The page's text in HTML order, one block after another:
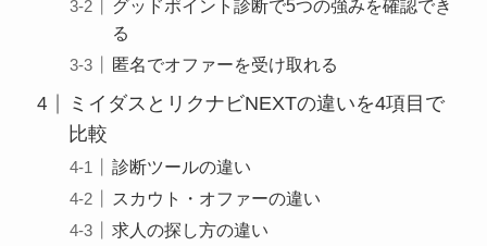
グッドポイント診断で5つの強みを確認でき
る
匿名でオファーを受け取れる
ミイダスとリクナビNEXTの違いを4項目で
比較
診断ツールの違い
スカウト・オファーの違い
求人の探し方の違い